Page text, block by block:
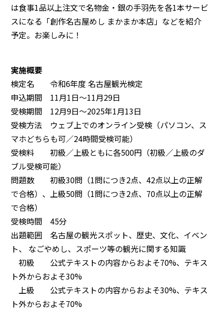
は食事1品以上注文で名物金・銀の手羽先を各1本サービ
スになる「創作名古屋めし まかまか本店」などを紹介
予定。お楽しみに！
実施概要
検定名 令和6年度 名古屋観光検定
申込期間 11月1日～11月29日
受検期間 12月9日～2025年1月13日
受検方法 ウェブ上でのオンライン受検（パソコン、ス
マホどちらも可／24時間受検可能）
受検料 初級／上級ともに各500円（初級／上級のダ
ブル受検可能）
問題数 初級30問（1問につき2点、42点以上の正解
で合格）、上級50問（1問につき2点、70点以上の正解
で合格）
受検時間 45分
出題範囲 名古屋の観光スポット、歴史、文化、イベン
ト、 なごやめし、スポーツ等の観光に関する知識
初級 公式テキストの内容からおよそ70%、テキス
ト外からおよそ30%
上級 公式テキストの内容からおよそ30%、テキス
ト外からおよそ70%